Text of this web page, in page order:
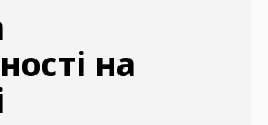
на